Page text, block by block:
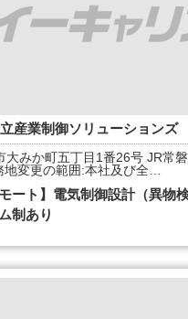
産業制御ソリューションズ
大みか町五丁目1番26号 JR常
変更の範囲:本社及び全…
モート】電気制御設計（異
制あり